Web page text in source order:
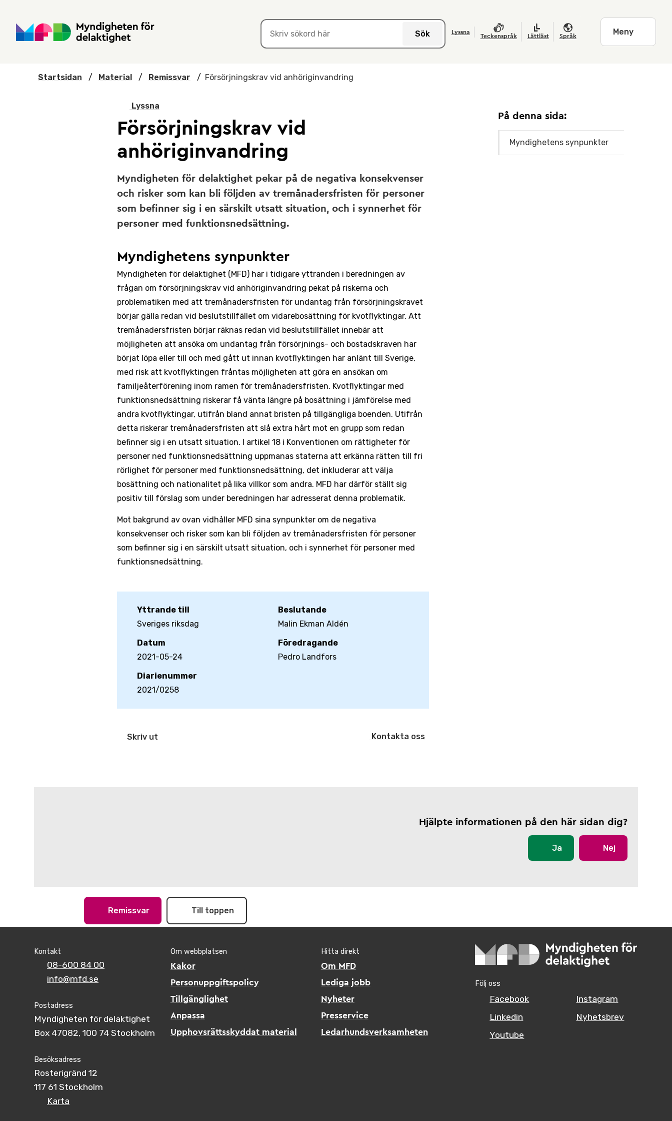
Sök Lyssna
Teckenspråk Lättläst Språk Meny
Startsidan / Material / Remissvar / Försörjningskrav vid anhöriginvandring
Lyssna
Försörjningskrav vid
anhöriginvandring
Myndigheten för delaktighet pekar på de negativa konsekvenser
och risker som kan bli följden av tremånadersfristen för personer
som befinner sig i en särskilt utsatt situation, och i synnerhet för
personer med funktionsnedsättning.
Myndighetens synpunkter
Myndigheten för delaktighet (MFD) har i tidigare yttranden i beredningen av
frågan om försörjningskrav vid anhöriginvandring pekat på riskerna och
problematiken med att tremånadersfristen för undantag från försörjningskravet
börjar gälla redan vid beslutstillfället om vidarebosättning för kvotflyktingar. Att
tremånadersfristen börjar räknas redan vid beslutstillfället innebär att
möjligheten att ansöka om undantag från försörjnings- och bostadskraven har
börjat löpa eller till och med gått ut innan kvotflyktingen har anlänt till Sverige,
med risk att kvotflyktingen fråntas möjligheten att göra en ansökan om
familjeåterförening inom ramen för tremånadersfristen. Kvotflyktingar med
funktionsnedsättning riskerar få vänta längre på bosättning i jämförelse med
andra kvotflyktingar, utifrån bland annat bristen på tillgängliga boenden. Utifrån
detta riskerar tremånadersfristen att slå extra hårt mot en grupp som redan
befinner sig i en utsatt situation. I artikel 18 i Konventionen om rättigheter för
personer ned funktionsnedsättning uppmanas staterna att erkänna rätten till fri
rörlighet för personer med funktionsnedsättning, det inkluderar att välja
bosättning och nationalitet på lika villkor som andra. MFD har därför ställt sig
positiv till förslag som under beredningen har adresserat denna problematik.
Mot bakgrund av ovan vidhåller MFD sina synpunkter om de negativa
konsekvenser och risker som kan bli följden av tremånadersfristen för personer
som befinner sig i en särskilt utsatt situation, och i synnerhet för personer med
funktionsnedsättning.
Yttrande till
Sveriges riksdag
Datum
2021-05-24
Diarienummer
2021/0258
Beslutande
Malin Ekman Aldén
Föredragande
Pedro Landfors
Skriv ut Kontakta oss
På denna sida:
Myndighetens synpunkter
Hjälpte informationen på den här sidan dig?
Ja Nej
Remissvar Till toppen
Kontakt
08-600 84 00
info@mfd.se
Postadress
Myndigheten för delaktighet
Box 47082, 100 74 Stockholm
Besöksadress
Rosterigränd 12
117 61 Stockholm
Karta
Om webbplatsen
Kakor
Personuppgiftspolicy
Tillgänglighet
Anpassa
Upphovsrättsskyddat material
Hitta direkt
Om MFD
Lediga jobb
Nyheter
Presservice
Ledarhundsverksamheten
Följ oss
Facebook
Linkedin
Youtube
Instagram
Nyhetsbrev